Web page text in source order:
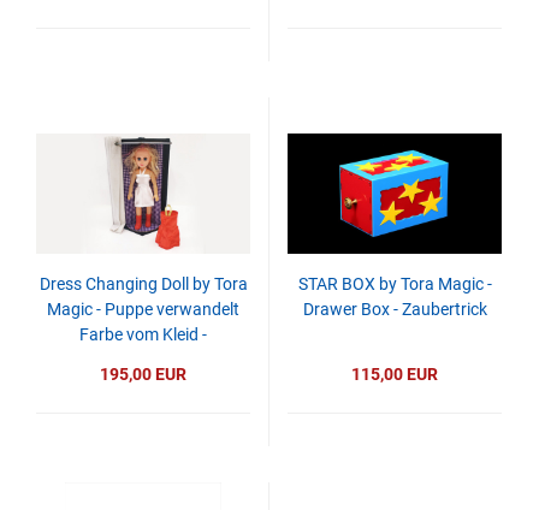
Dress Changing Doll by Tora
Magic - Puppe verwandelt
Farbe vom Kleid -
195,00 EUR
STAR BOX by Tora Magic -
Drawer Box - Zaubertrick
115,00 EUR